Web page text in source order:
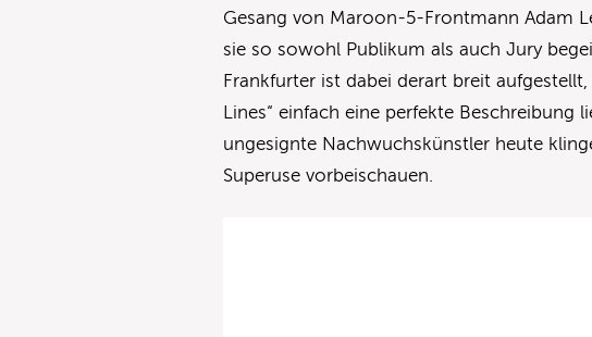
Gesang von Maroon-5-Frontmann Adam
sie so sowohl Publikum als auch Jury
Frankfurter ist dabei derart breit
Lines“ einfach eine perfekte
ungesignte Nachwuchskünstler heute
Superuse vorbeischauen.